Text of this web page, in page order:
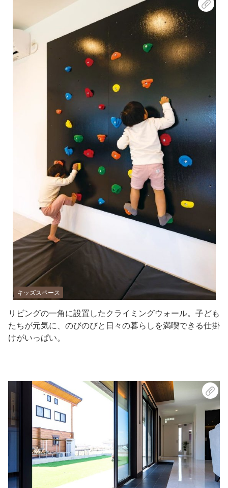
キッズスペース
リビングの一角に設置したクライミングウォール。子ども
たちが元気に、のびのびと日々の暮らしを満喫できる仕掛
けがいっぱい。